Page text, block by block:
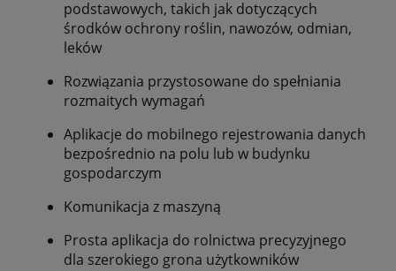
podstawowych, takich jak dotyczących
środków ochrony roślin, nawozów, odmian,
leków
Rozwiązania przystosowane do spełniania
rozmaitych wymagań
Aplikacje do mobilnego rejestrowania danych
bezpośrednio na polu lub w budynku
gospodarczym
Komunikacja z maszyną
Prosta aplikacja do rolnictwa precyzyjnego
dla szerokiego grona użytkowników